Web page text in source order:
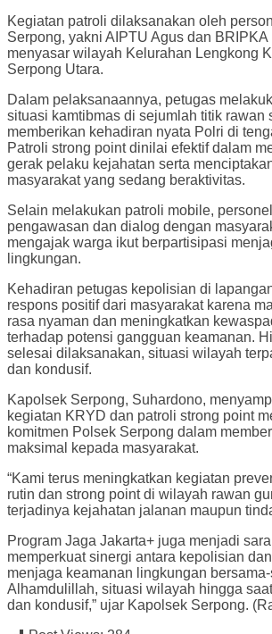
Kegiatan patroli dilaksanakan oleh
Serpong, yakni AIPTU Agus dan BRIPKA
menyasar wilayah Kelurahan Lengkong
Serpong Utara.
Dalam pelaksanaannya, petugas
situasi kamtibmas di sejumlah titik rawan
memberikan kehadiran nyata Polri di
Patroli strong point dinilai efektif dalam
gerak pelaku kejahatan serta
masyarakat yang sedang beraktivitas.
Selain melakukan patroli mobile,
pengawasan dan dialog dengan
mengajak warga ikut berpartisipasi
lingkungan.
Kehadiran petugas kepolisian di
respons positif dari masyarakat karena
rasa nyaman dan meningkatkan
terhadap potensi gangguan keamanan.
selesai dilaksanakan, situasi wilayah
dan kondusif.
Kapolsek Serpong, Suhardono,
kegiatan KRYD dan patroli strong point
komitmen Polsek Serpong dalam
maksimal kepada masyarakat.
“Kami terus meningkatkan kegiatan
rutin dan strong point di wilayah rawan
terjadinya kejahatan jalanan maupun
Program Jaga Jakarta+ juga menjadi
memperkuat sinergi antara kepolisian
menjaga keamanan lingkungan
Alhamdulillah, situasi wilayah hingga
dan kondusif,” ujar Kapolsek Serpong.